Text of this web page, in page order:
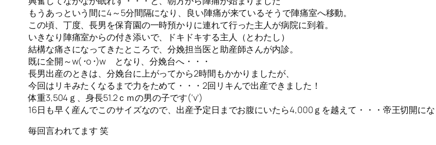
もうあっという間に4～5分間隔になり、良い陣痛が来ているそうで陣痛室へ移動。
この頃、丁度、長男を保育園の一時預かりに連れて行った主人が病院に到着。
いきなり陣痛室からの付き添いで、ドキドキする主人（とわたし）
結構な痛さになってきたところで、分娩担当医と助産師さんが内診。
既に全開～w( ･o･)w となり、分娩台へ・・・
長男出産のときは、分娩台に上がってから2時間もかかりましたが、
今回はリキみたくなるまで力をためて・・・2回リキんで出産できました！
体重3,504ｇ、身長51.2ｃｍの男の子です(‘v’)
16日も早く産んでこのサイズなので、出産予定日までお腹にいたら4,000ｇを越えて・・・帝王切開にな
毎回言われてます 笑